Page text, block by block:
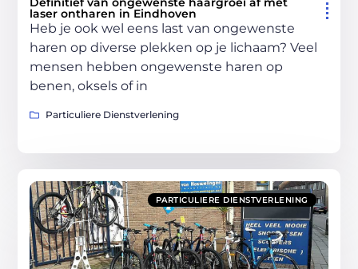
laser ontharen in Eindhoven
Heb je ook wel eens last van ongewenste
haren op diverse plekken op je lichaam? Veel
mensen hebben ongewenste haren op
benen, oksels of in
Particuliere Dienstverlening
PARTICULIERE DIENSTVERLENING